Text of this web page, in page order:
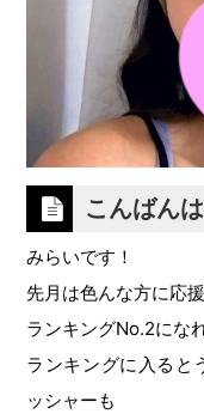
こんばんは
みらいです！
先月は色んな方に応
ランキングNo.2にな
ランキングに入ると
ッシャーも